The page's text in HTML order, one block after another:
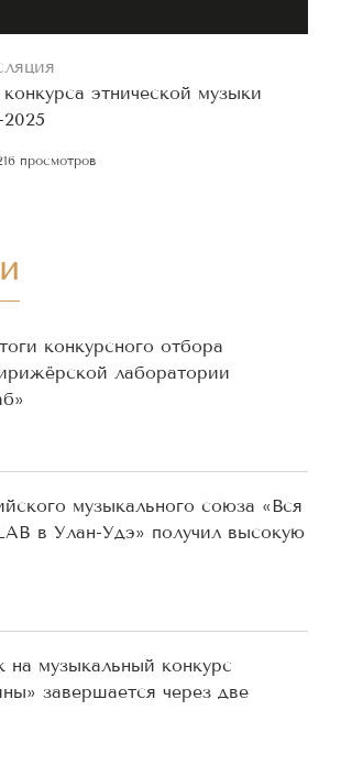
конкурса этнической музыки
просмотров
конкурсного отбора
лаборатории
музыкального союза «Вся
в Улан-Удэ» получил высокую
на музыкальный конкурс
завершается через две